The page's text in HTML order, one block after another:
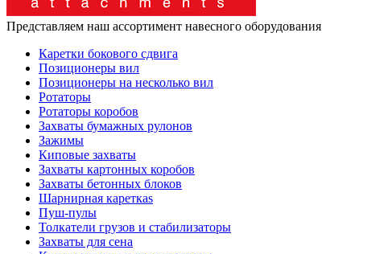
Представляем наш ассортимент навесного оборудования
Каретки бокового сдвига
Позиционеры вил
Позиционеры на несколько вил
Ротаторы
Ротаторы коробов
Захваты бумажных рулонов
Зажимы
Киповые захваты
Захваты картонных коробов
Захваты бетонных блоков
Шарнирная кареткаs
Пуш-пулы
Толкатели грузов и стабилизаторы
Захваты для сена